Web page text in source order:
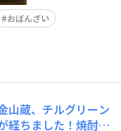
おばんざい
山蔵、チルグリーン
経ちました！焼酎の